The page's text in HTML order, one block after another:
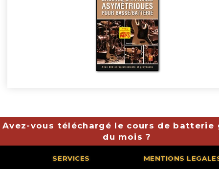
Avez-vous téléchargé le cours de batterie
du mois ?
SERVICES MENTIONS